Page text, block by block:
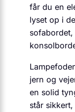
får du en
lyset op i
jern og
en solid
står